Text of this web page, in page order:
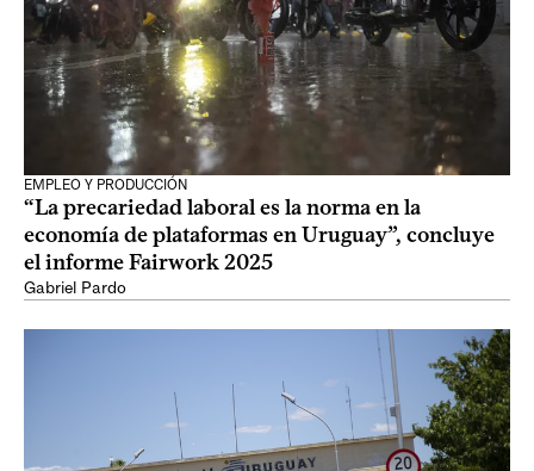
EMPLEO Y PRODUCCIÓN
“La precariedad laboral es la norma en la
economía de plataformas en Uruguay”, concluye
el informe Fairwork 2025
Gabriel Pardo